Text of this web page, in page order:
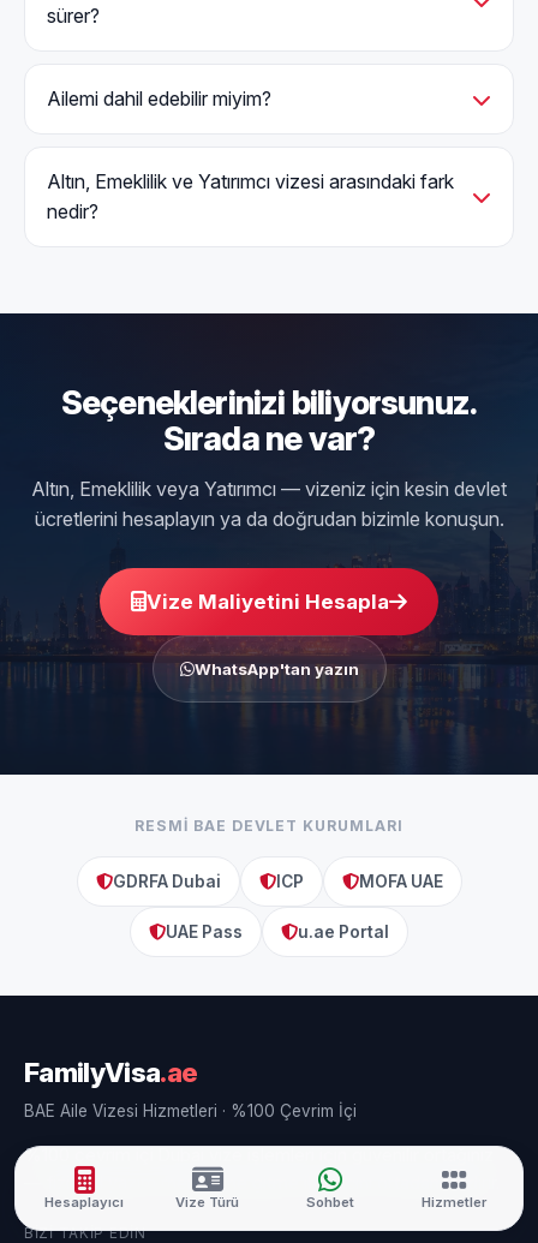
sürer?
Ailemi dahil edebilir miyim?
Altın, Emeklilik ve Yatırımcı vizesi arasındaki fark
nedir?
Seçeneklerinizi biliyorsunuz.
Sırada ne var?
Altın, Emeklilik veya Yatırımcı — vizeniz için kesin devlet
ücretlerini hesaplayın ya da doğrudan bizimle konuşun.
Vize Maliyetini Hesapla
WhatsApp'tan yazın
RESMI BAE DEVLET KURUMLARI
GDRFA Dubai ICP MOFA UAE
UAE Pass u.ae Portal
FamilyVisa.ae
BAE Aile Vizesi Hizmetleri · %100 Çevrim İçi
%100 çevrim içi Dubai vize işlemleri için güvenilir ortağınız
— fiziksel yazım merkezine gitme ihtiyacını ortadan kaldırır.
BIZI TAKIP EDIN
Hesaplayıcı Vize Türü Sohbet Hizmetler